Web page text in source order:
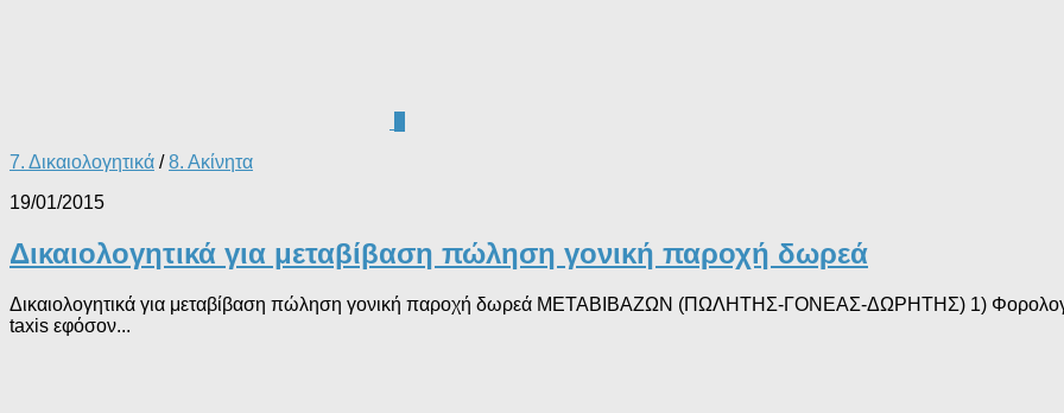
7. Δικαιολογητικά /8. Ακίνητα
19/01/2015
Δικαιολογητικά για μεταβίβαση πώληση γονική παροχή δωρεά
Δικαιολογητικά για μεταβίβαση πώληση γονική παροχή δωρεά ΜΕΤΑΒΙΒΑΖΩΝ (ΠΩΛΗΤΗΣ-ΓΟΝΕΑΣ-ΔΩΡΗΤΗΣ) 1) Φορολογική
taxis εφόσον...